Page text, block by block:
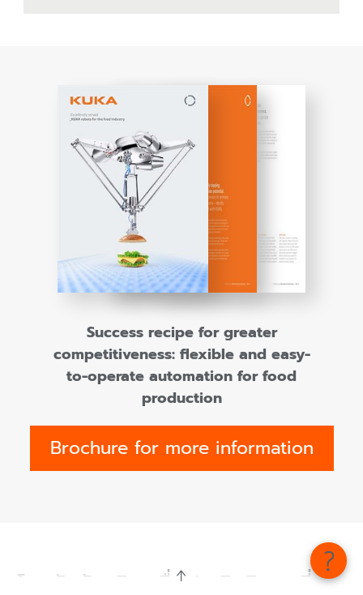
Success recipe for greater
competitiveness: flexible and easy-
to-operate automation for food
production
Brochure for more information
โซลูชันอัจฉริยะเพื่อประสิทธิภาพที่